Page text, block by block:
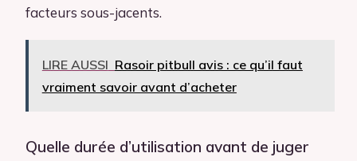
facteurs sous-jacents.
LIRE AUSSI Rasoir pitbull avis : ce qu’il faut
vraiment savoir avant d’acheter
Quelle durée d’utilisation avant de juger